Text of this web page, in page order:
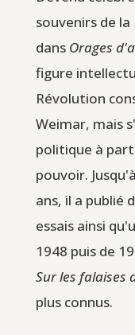
souvenirs de
dans Orages
figure
Révolution
Weimar, mais
politique à
pouvoir.
ans, il a publié
essais ainsi
1948 puis de
Sur les falaises
plus connus.